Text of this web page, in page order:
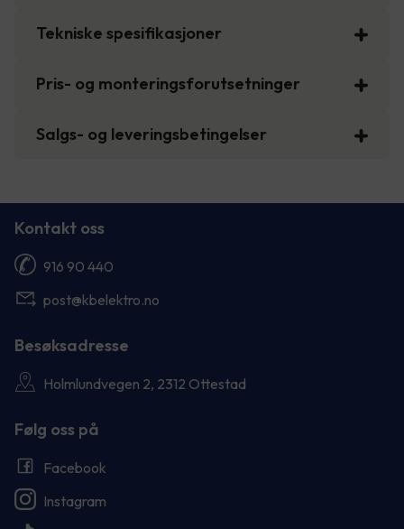
Tekniske spesifikasjoner
Pris- og monteringsforutsetninger
Salgs- og leveringsbetingelser
Kontakt oss
916 90 440
post@kbelektro.no
Besøksadresse
Holmlundvegen 2, 2312 Ottestad
Følg oss på
Facebook
Instagram